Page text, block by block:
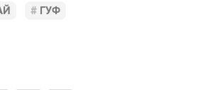
ГУФ